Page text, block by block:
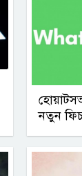
নতুন